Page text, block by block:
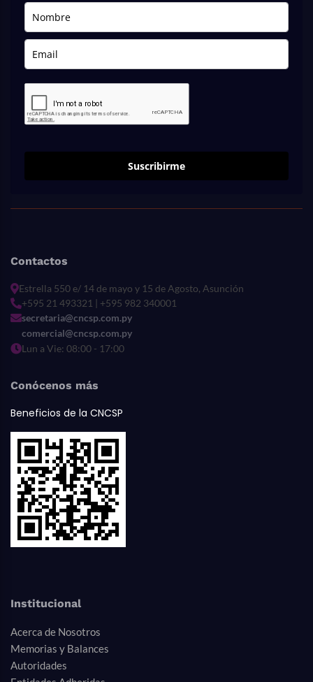
Suscribirme
Contactos
Estrella 550 e/ 14 de mayo y 15 de Agosto, Asunción
+595 21 493321 | +595 982 340001
secretaria@cncsp.com.py
comercial@cncsp.com.py
Lun a Vie: 08:00 - 17:00
Conócenos más
Beneficios de la CNCSP
Institucional
Acerca de Nosotros
Memorias y Balances
Autoridades